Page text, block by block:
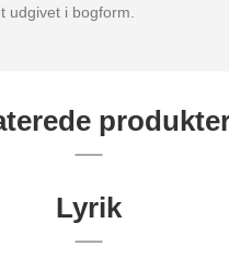
i bogform.
Lyrik